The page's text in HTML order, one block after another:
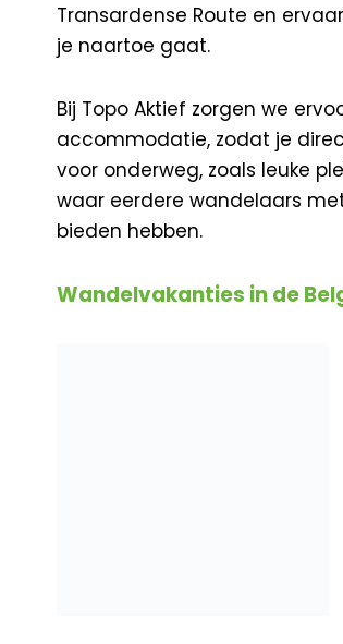
Transardense Route en
je naartoe gaat.
Bij Topo Aktief zorgen we
accommodatie, zodat je
voor onderweg, zoals leuke
waar eerdere wandelaars
bieden hebben.
Wandelvakanties in de